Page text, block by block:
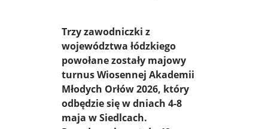
Trzy zawodniczki z
województwa łódzkiego
powołane zostały majowy
turnus Wiosennej Akademii
Młodych Orłów 2026, który
odbędzie się w dniach 4-8
maja w Siedlcach.